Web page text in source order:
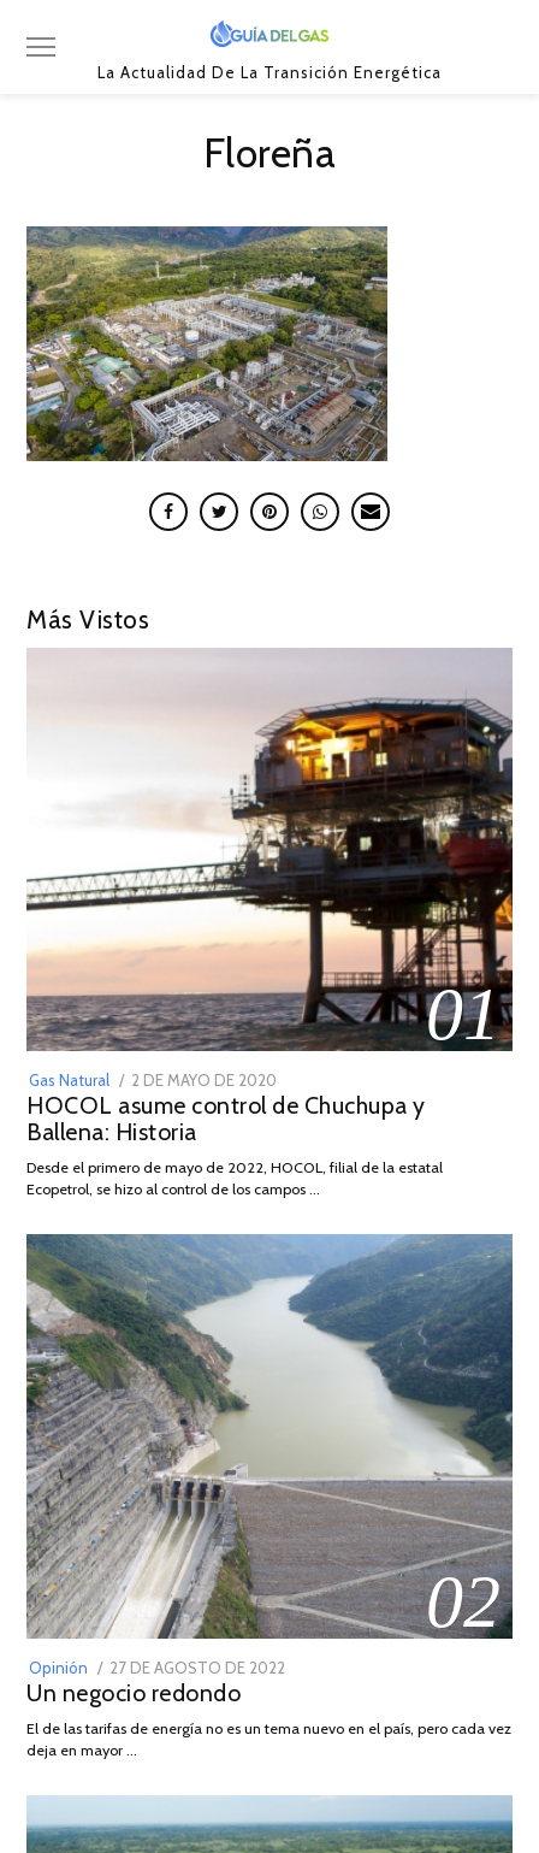
La Actualidad De La Transición Energética
Floreña
Más Vistos
01
Gas Natural
POSTED
ON
2 DE MAYO DE 2020
DE
2026
HOCOL asume control de Chuchupa y
Ballena: Historia
Desde el primero de mayo de 2022, HOCOL, filial de la estatal
Ecopetrol, se hizo al control de los campos …
02
Opinión
POSTED
ON
27 DE AGOSTO DE 2022
DE
Un negocio redondo
El de las tarifas de energía no es un tema nuevo en el país, pero cada vez
deja en mayor …